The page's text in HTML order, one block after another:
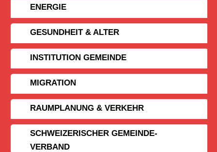
ENERGIE
GESUNDHEIT & ALTER
INSTITUTION GEMEINDE
MIGRATION
RAUMPLANUNG & VERKEHR
SCHWEIZERISCHER GEMEINDE­
VERBAND